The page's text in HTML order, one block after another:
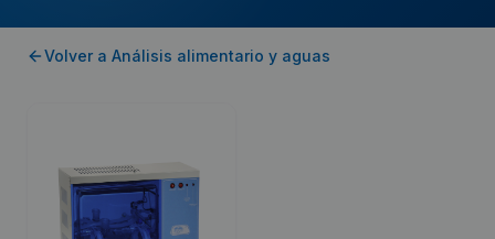
Volver a Análisis alimentario y aguas